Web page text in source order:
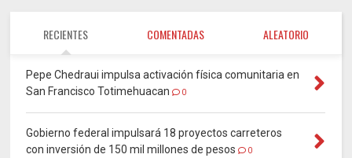
RECIENTES COMENTADAS ALEATORIO
Pepe Chedraui impulsa activación física comunitaria en
San Francisco Totimehuacan
0
Gobierno federal impulsará 18 proyectos carreteros
con inversión de 150 mil millones de pesos
0